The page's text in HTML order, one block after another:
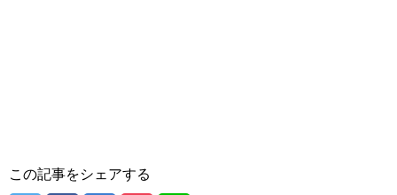
この記事をシェアする